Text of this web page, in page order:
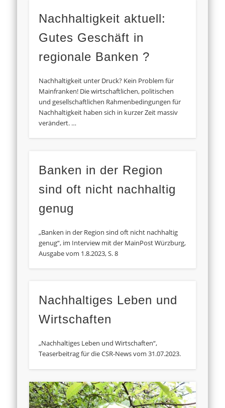
Nachhaltigkeit aktuell:
Gutes Geschäft in
regionale Banken ?
Nachhaltigkeit unter Druck? Kein Problem für
Mainfranken! Die wirtschaftlichen, politischen
und gesellschaftlichen Rahmenbedingungen für
Nachhaltigkeit haben sich in kurzer Zeit massiv
verändert. …
Banken in der Region
sind oft nicht nachhaltig
genug
„Banken in der Region sind oft nicht nachhaltig
genug“, im Interview mit der MainPost Würzburg,
Ausgabe vom 1.8.2023, S. 8
Nachhaltiges Leben und
Wirtschaften
„Nachhaltiges Leben und Wirtschaften“,
Teaserbeitrag für die CSR-News vom 31.07.2023.